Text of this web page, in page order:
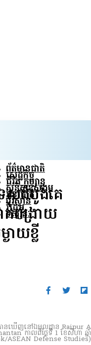
ព័ត៌មានជាតិ
សេដ្ឋកិច្ច
ជីវិត កម្សាន្ត
សន្តិសុខ​សង្គម
អន្តរជាតិ
បរិស្ថាន
វីដេអូ
ទស្សនៈ
សដំបូងគេ
ក់ពង្រាយ
ាយខ្លី
ានឃើញនៅឯមូលដ្ឋាន Raipur A
កាលពីថ្ងៃទី 1 ខែសីហា ឆ្នាំ
ASEAN Defense Studies)